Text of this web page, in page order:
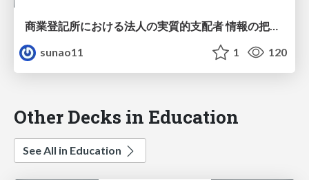
商業登記所における法人の実質的支配者 情報の把握促進に関する研究会～有識者 による議論の取りまとめ～（試訳)
sunao11
1 120
Other Decks in Education
See All in Education